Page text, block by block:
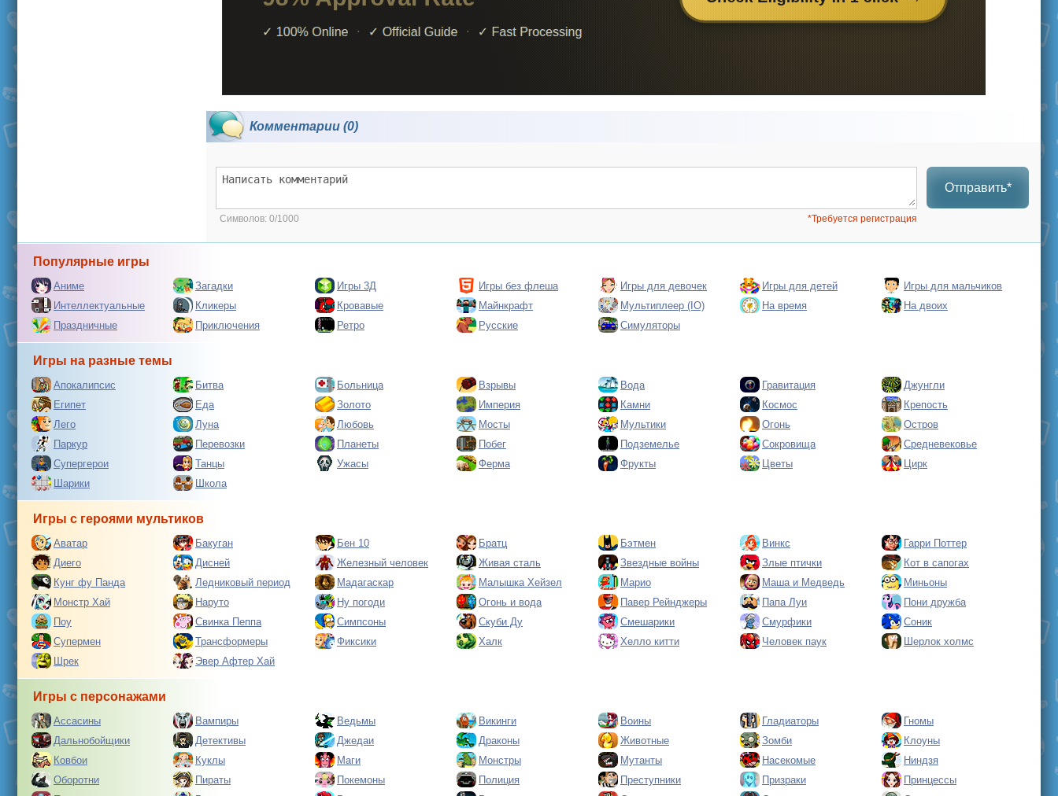
Комментарии (0)
Отправить*
Символов: 0/1000 *Требуется регистрация
Популярные игры
Аниме Загадки Игры 3Д Игры без флеша Игры для девочек Игры для детей
Игры для мальчиков
Интеллектуальные
Кликеры Кровавые Майнкрафт Мультиплеер (IO) На время
На двоих
Праздничные
Приключения Ретро Русские Симуляторы
Игры на разные темы
Апокалипсис Битва Больница Взрывы Вода Гравитация
Джунгли
Египет
Еда Золото Империя Камни Космос
Крепость
Лего
Луна Любовь Мосты Мультики Огонь
Остров
Паркур
Перевозки Планеты Побег Подземелье Сокровища
Средневековье
Супергерои
Танцы Ужасы Ферма Фрукты Цветы
Цирк
Шарики
Школа
Игры с героями мультиков
Аватар Бакуган Бен 10 Братц Бэтмен Винкс
Гарри Поттер
Диего
Дисней Железный человек Живая сталь Звездные войны Злые птички
Кот в сапогах
Кунг фу Панда
Ледниковый период Мадагаскар Малышка Хейзел Марио Маша и Медведь
Миньоны
Монстр Хай
Наруто Ну погоди Огонь и вода Павер Рейнджеры Папа Луи
Пони дружба
Поу
Свинка Пеппа Симпсоны Скуби Ду Смешарики Смурфики
Соник
Супермен
Трансформеры Фиксики Халк Хелло китти Человек паук
Шерлок холмс
Шрек
Эвер Афтер Хай
Игры с персонажами
Ассасины Вампиры Ведьмы Викинги Воины Гладиаторы
Гномы
Дальнобойщики
Детективы Джедаи Драконы Животные Зомби
Клоуны
Ковбои
Куклы Маги Монстры Мутанты Насекомые
Ниндзя
Оборотни
Пираты Покемоны Полиция Преступники Призраки
Принцессы